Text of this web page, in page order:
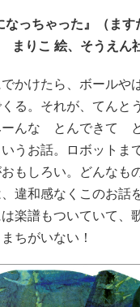
なっちゃった』（ま
まりこ 絵、そうえん
かけたら、ボールや
る。それが、てんと
んな とんできて
うお話。ロボットま
もしろい。どんなも
違和感なくこのお話
楽譜もついていて、
ちがいない！